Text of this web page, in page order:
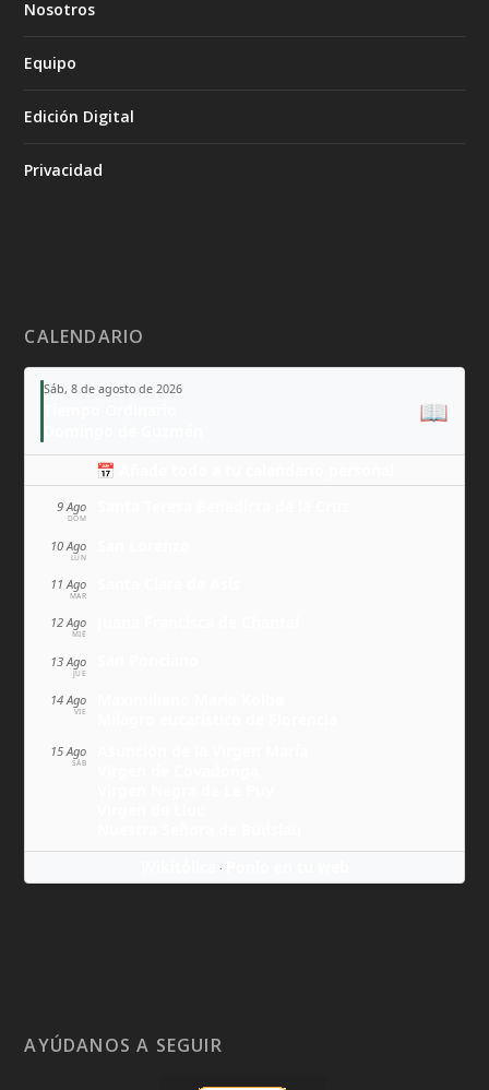
Nosotros
Equipo
Edición Digital
Privacidad
CALENDARIO
Sáb, 8 de agosto de 2026
📖
📅 Añade todo a tu calendario personal
9 Ago
DOM
10 Ago
LUN
11 Ago
MAR
12 Ago
MIÉ
13 Ago
JUE
14 Ago
VIE
15 Ago
SÁB
·
AYÚDANOS A SEGUIR